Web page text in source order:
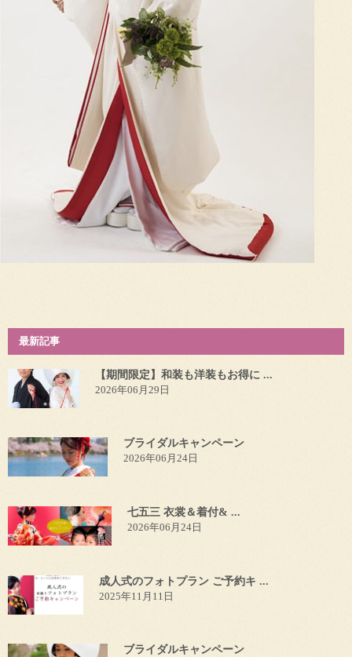
最新記事
【期間限定】和装も洋装もお得に ...
2026年06月29日
ブライダルキャンペーン
2026年06月24日
七五三 衣裳＆着付& ...
2026年06月24日
成人式のフォトプラン ご予約キ ...
2025年11月11日
ブライダルキャンペーン